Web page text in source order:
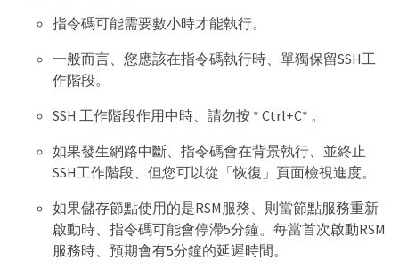
指令碼可能需要數小時才能執行。
一般而言、您應該在指令碼執行時、單獨保留SSH工
作階段。
SSH 工作階段作用中時、請勿按 * Ctrl+C* 。
如果發生網路中斷、指令碼會在背景執行、並終止
SSH工作階段、但您可以從「恢復」頁面檢視進度。
如果儲存節點使用的是RSM服務、則當節點服務重新
啟動時、指令碼可能會停滯5分鐘。每當首次啟動RSM
服務時、預期會有5分鐘的延遲時間。